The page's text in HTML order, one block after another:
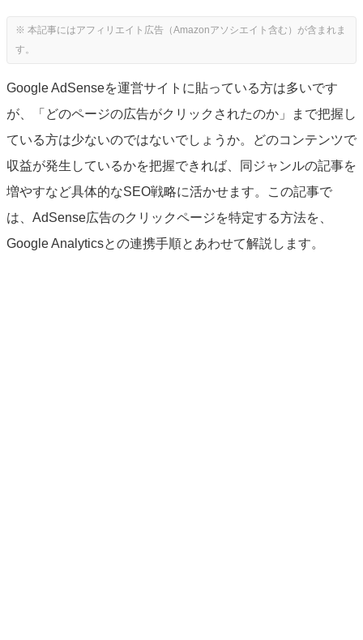
Google AdSenseを運営サイトに貼っている方は多いです
が、「どのページの広告がクリックされたのか」まで把握し
ている方は少ないのではないでしょうか。どのコンテンツで
収益が発生しているかを把握できれば、同ジャンルの記事を
増やすなど具体的なSEO戦略に活かせます。この記事で
は、AdSense広告のクリックページを特定する方法を、
Google Analyticsとの連携手順とあわせて解説します。